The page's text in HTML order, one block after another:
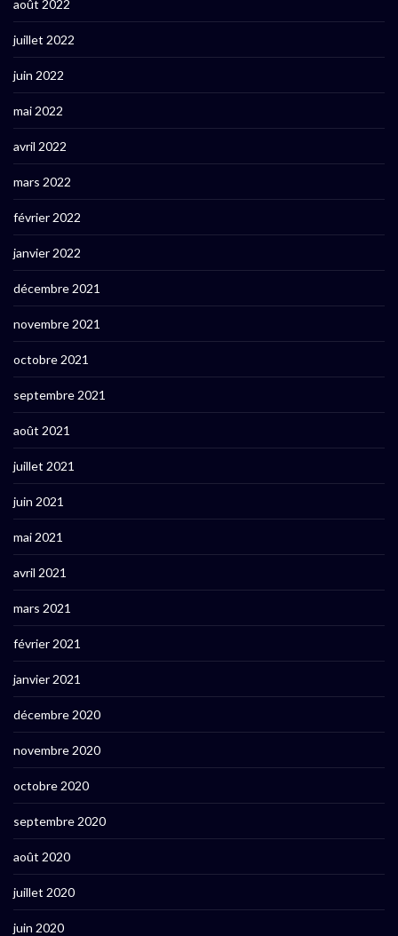
août 2022
juillet 2022
juin 2022
mai 2022
avril 2022
mars 2022
février 2022
janvier 2022
décembre 2021
novembre 2021
octobre 2021
septembre 2021
août 2021
juillet 2021
juin 2021
mai 2021
avril 2021
mars 2021
février 2021
janvier 2021
décembre 2020
novembre 2020
octobre 2020
septembre 2020
août 2020
juillet 2020
juin 2020